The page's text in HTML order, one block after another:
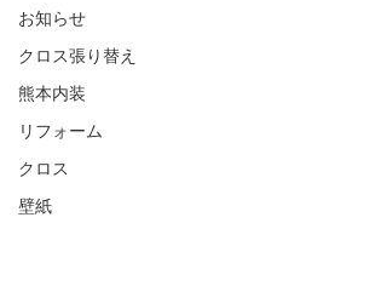
お知らせ
クロス張り替え
熊本内装
リフォーム
クロス
壁紙